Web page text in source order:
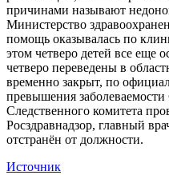
причинами называют
Министерство
помощь оказывалась по
этом четверо детей все еще
четверо переведены в
временно закрыт, по
превышения
Следственного комитета
Росздравнадзор, главный
отстранён от должности.
Источник